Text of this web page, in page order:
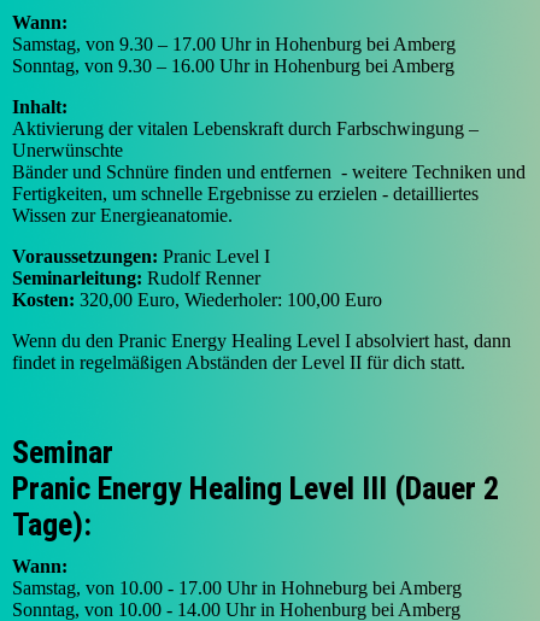
Wann:
Samstag, von 9.30 – 17.00 Uhr in Hohenburg bei Amberg
Sonntag, von 9.30 – 16.00 Uhr in Hohenburg bei Amberg
Inhalt:
Aktivierung der vitalen Lebenskraft durch Farbschwingung –
Unerwünschte
Bänder und Schnüre finden und entfernen - weitere Techniken und
Fertigkeiten, um schnelle Ergebnisse zu erzielen - detailliertes
Wissen zur Energieanatomie.
Voraussetzungen: Pranic Level I
Seminarleitung: Rudolf Renner
Kosten: 320,00 Euro, Wiederholer: 100,00 Euro
Wenn du den Pranic Energy Healing Level I absolviert hast, dann
findet in regelmäßigen Abständen der Level II für dich statt.
Seminar
Pranic Energy Healing Level III (Dauer 2
Tage):
Wann:
Samstag, von 10.00 - 17.00 Uhr in Hohneburg bei Amberg
Sonntag, von 10.00 - 14.00 Uhr in Hohenburg bei Amberg